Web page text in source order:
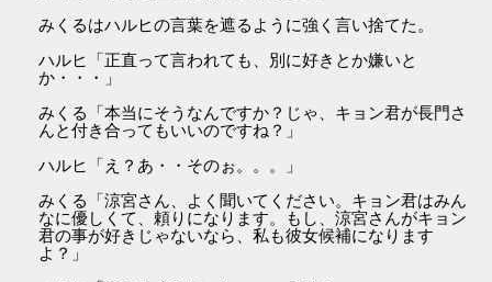
みくるはハルヒの言葉を遮るように強く言い捨てた。
ハルヒ「正直って言われても、別に好きとか嫌いと
か・・・」
みくる「本当にそうなんですか？じゃ、キョン君が長門さ
んと付き合ってもいいのですね？」
ハルヒ「え？あ・・そのぉ。。。」
みくる「涼宮さん、よく聞いてください。キョン君はみん
なに優しくて、頼りになります。もし、涼宮さんがキョン
君の事が好きじゃないなら、私も彼女候補になります
よ？」